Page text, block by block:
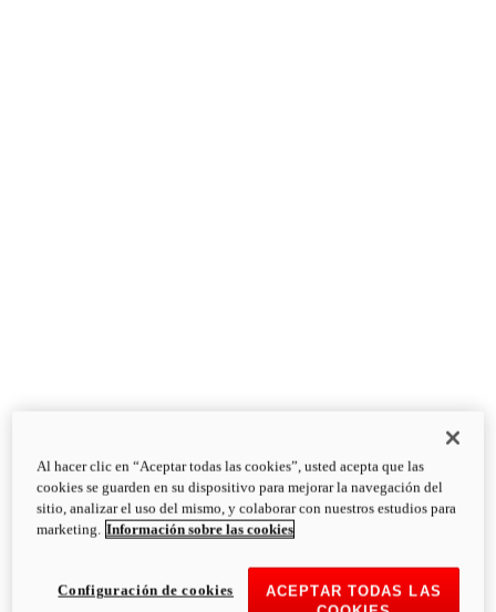
Al hacer clic en “Aceptar todas las cookies”, usted acepta que las
cookies se guarden en su dispositivo para mejorar la navegación del
sitio, analizar el uso del mismo, y colaborar con nuestros estudios para
marketing. Información sobre las cookies
ACEPTAR TODAS LAS
Configuración de cookies